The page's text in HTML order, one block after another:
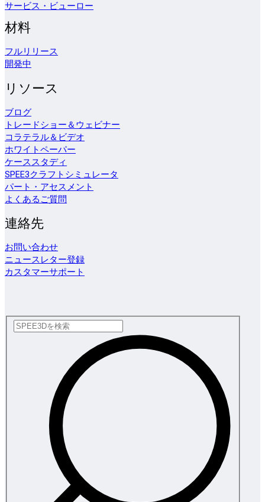
サービス・ビューロー
材料
フルリリース
開発中
リソース
ブログ
トレードショー＆ウェビナー
コラテラル＆ビデオ
ホワイトペーパー
ケーススタディ
SPEE3クラフトシミュレータ
パート・アセスメント
よくあるご質問
連絡先
お問い合わせ
ニュースレター登録
カスタマーサポート